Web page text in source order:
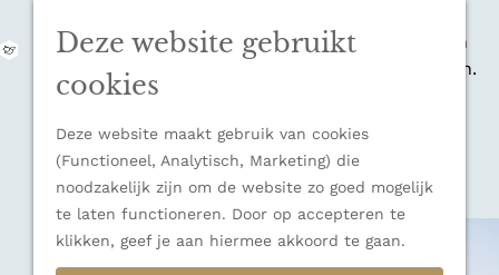
Deze website gebruikt
cookies
Deze website maakt gebruik van cookies
(Functioneel, Analytisch, Marketing) die
noodzakelijk zijn om de website zo goed mogelijk
te laten functioneren. Door op accepteren te
klikken, geef je aan hiermee akkoord te gaan.
M
e
n
u
veelzijdige bestemming voor wie houdt van
natuur, rust en adembenemende uitzichten.
Ontdek alle bestemmingen
Sluiten
Thema's
Verborgen parels
Terug
Ons verhaal